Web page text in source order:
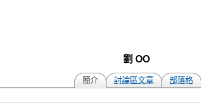
劉 OO
簡介 討論區文章 部落格